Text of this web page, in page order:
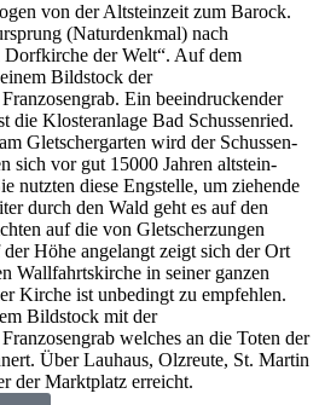
von der Altsteinzeit zum Barock.
(Naturdenkmal) nach
­Dorfkirche der Welt“. Auf dem
Bildstock der
Ein beeindruckender
die Klosteranlage Bad ­Schussenried.
Gletschergarten wird der Schussen­
sich vor gut 15000 Jahren altstein­
nutzten diese Engstelle, um ziehende
durch den Wald geht es auf den
auf die von Gletscherzungen
Höhe angelangt zeigt sich der Ort
Wallfahrtskirche in seiner ganzen
Kirche ist unbedingt zu empfehlen.
Bildstock mit der
welches an die Toten der
Über Lauhaus, Olzreute, St. Martin
der Marktplatz erreicht.